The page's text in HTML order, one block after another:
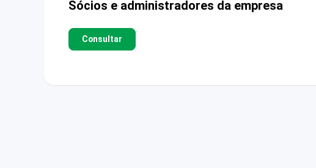
Sócios e administradores da empresa
Consultar